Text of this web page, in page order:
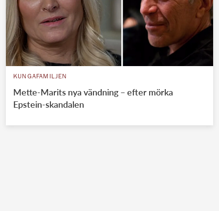
KUNGAFAMILJEN
Mette-Marits nya vändning – efter mörka
Epstein-skandalen